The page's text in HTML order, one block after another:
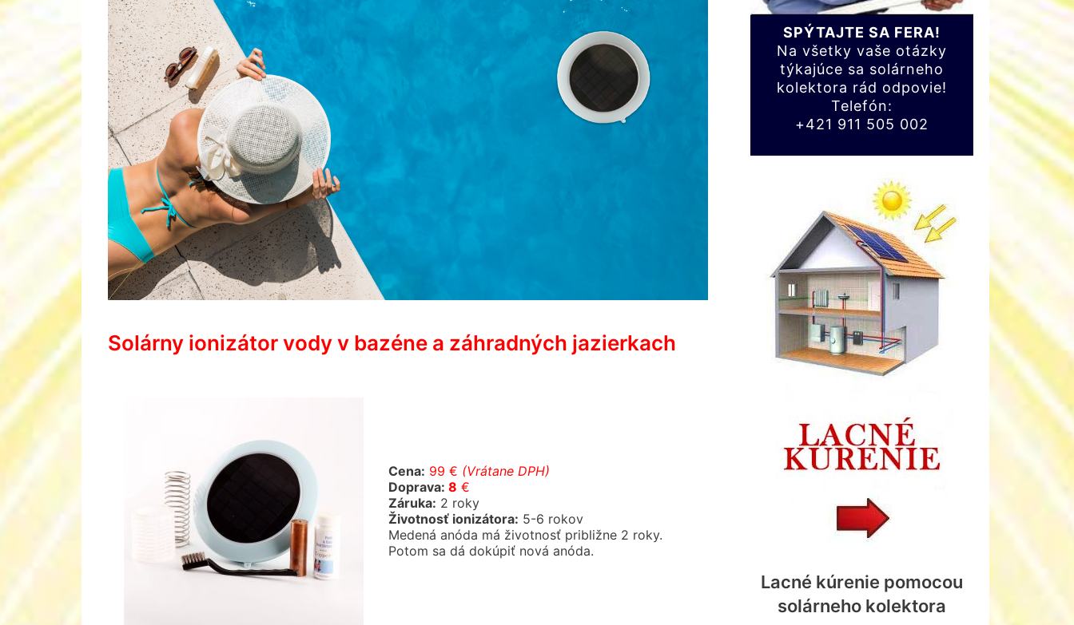
Solárny ionizátor vody v bazéne a záhradných jazierkach
Cena: 99 € (Vrátane DPH)
Doprava: 8 €
Záruka: 2 roky
Životnosť ionizátora: 5-6 rokov
Medená anóda má životnosť približne 2 roky.
Potom sa dá dokúpiť nová anóda.
SPÝTAJTE SA FERA!
Na všetky vaše otázky
týkajúce sa solárneho
kolektora rád odpovie!
Telefón:
+421 911 505 002
Lacné kúrenie pomocou
solárneho kolektora